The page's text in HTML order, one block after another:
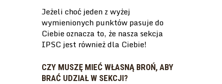
Jeżeli choć jeden z wyżej
wymienionych punktów pasuje do
Ciebie oznacza to, że nasza sekcja
IPSC jest również dla Ciebie!
CZY MUSZĘ MIEĆ WŁASNĄ BROŃ, ABY
BRAĆ UDZIAŁ W SEKCJI?